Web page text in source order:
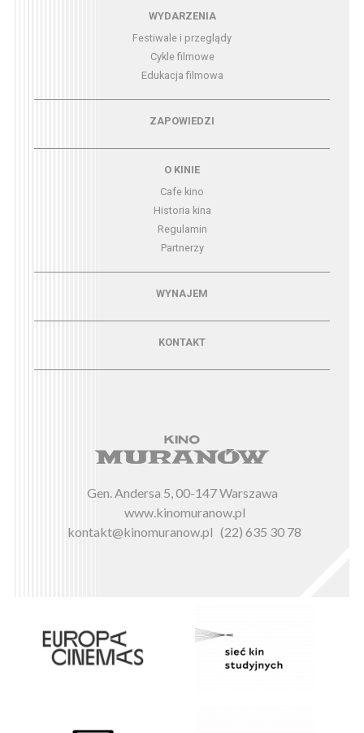
Menu - wydarzeniaWYDARZENIA
Festiwale i przeglądy
Cykle filmowe
Edukacja filmowa
Menu - zapowiedziZAPOWIEDZI
O KINIE
Cafe kino
Historia kina
Regulamin
Partnerzy
Menu - wynajemWYNAJEM
KONTAKT
Gen. Andersa 5, 00-147 Warszawa
www.kinomuranow.pl
kontakt@kinomuranow.pl (22) 635 30 78